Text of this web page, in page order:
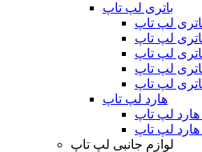
باتری لپ تاپ
هارد لپ تاپ
لوازم جانبی لپ تاپ